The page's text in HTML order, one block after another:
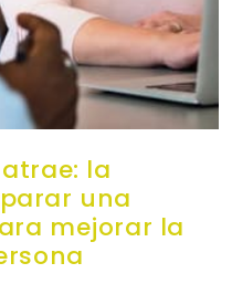
la
una
mejorar la